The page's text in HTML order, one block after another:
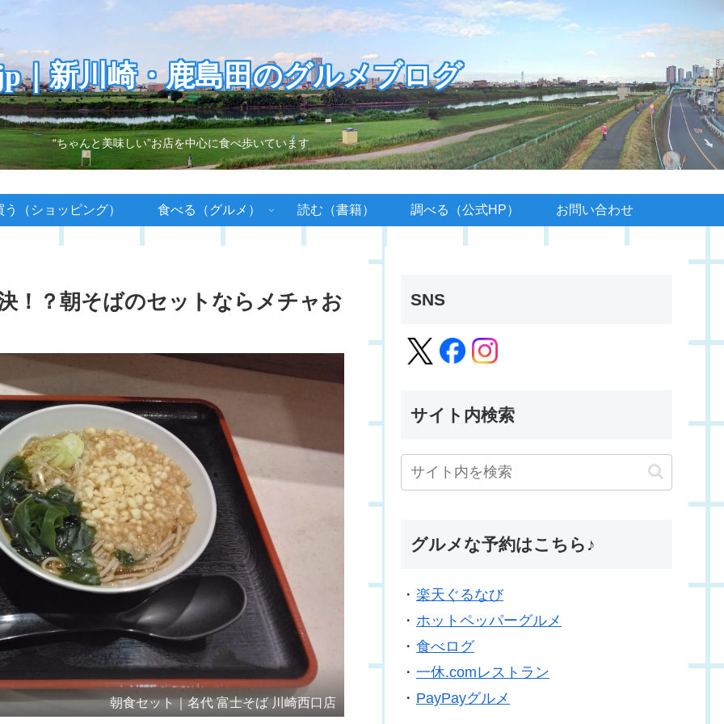
｜新川崎・鹿島田のグルメブログ
“ちゃんと美味しい”お店を中心に食べ歩いています
う（ショッピング） 食べる（グルメ） 読む（書籍） 調べる（公式HP） お問い合わせ
！？朝そばのセットならメチャお
朝食セット｜名代 富士そば 川崎西口店
SNS
サイト内検索
グルメな予約はこちら♪
・ 楽天ぐるなび
・ ホットペッパーグルメ
・ 食べログ
・ 一休.comレストラン
・ PayPayグルメ